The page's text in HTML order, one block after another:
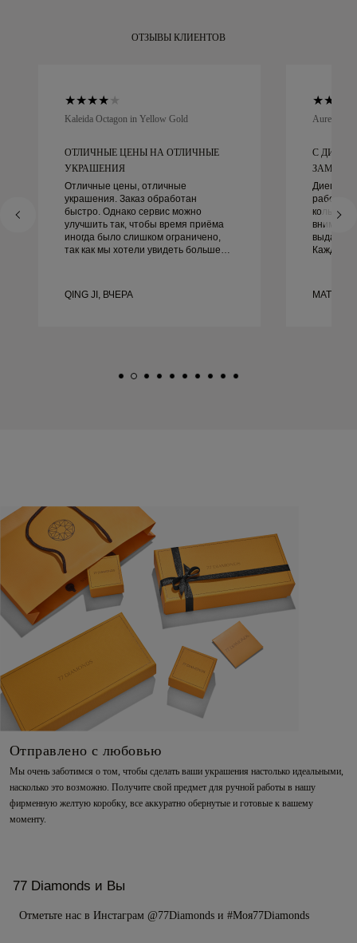
ОТЗЫВЫ КЛИЕНТОВ
Kaleida Octagon in Yellow Gold
ОТЛИЧНЫЕ ЦЕНЫ НА ОТЛИЧНЫЕ
УКРАШЕНИЯ
Отличные цены, отличные
украшения. Заказ обработан
быстро. Однако сервис можно
улучшить так, чтобы время приёма
иногда было слишком ограничено,
так как мы хотели увидеть больше
украшения. Жена счастлива.
QING JI, ВЧЕРА
Aurelle in
С ДИЕГО
Диего
Каждая
Отправлено с любовью
Мы очень заботимся о том, чтобы сделать ваши украшения настолько идеальными,
насколько это возможно. Получите свой предмет для ручной работы в нашу
фирменную желтую коробку, все аккуратно обернутые и готовые к вашему
моменту.
77 Diamonds и Вы
Отметьте нас в Инстаграм @77Diamonds и #Моя77Diamonds